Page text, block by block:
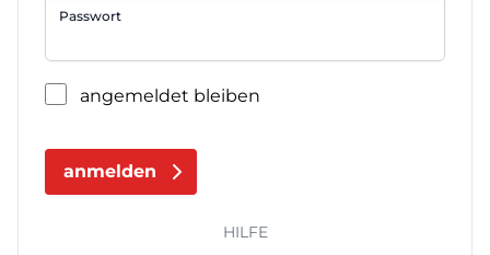
Passwort
angemeldet bleiben
anmelden
HILFE